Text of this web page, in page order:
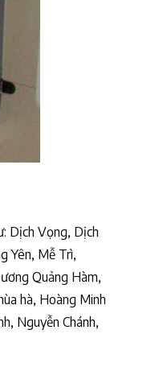
Dịch Vọng, Dịch
Yên, Mễ Trì,
Quảng Hàm,
hà, Hoàng Minh
Nguyễn Chánh,